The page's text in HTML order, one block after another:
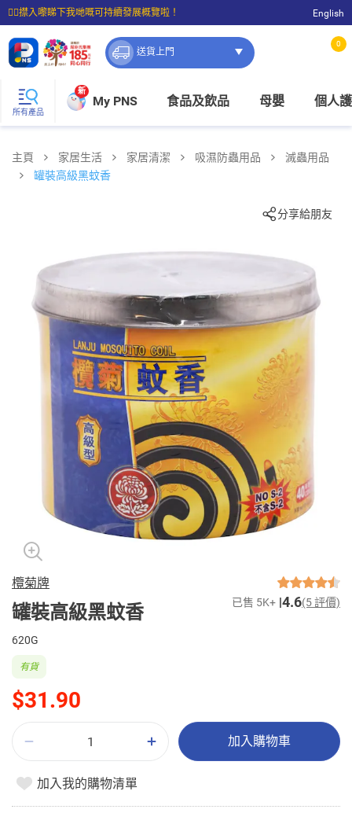
☝🏼㩒入嚟睇下我哋嘅可持續發展概覽啦！
⭐購物滿$399即享免費送貨；滿$100即可免費店取。
English
送貨上門
0
所有產品
新
My PNS 食品及飲品 母嬰 個人
主頁 家居生活 家居清潔 吸濕防蟲用品
滅蟲用品
罐裝高級黑蚊香
分享給朋友
欖菊牌
罐裝高級黑蚊香 已售 5K+ 4.6(5 評價)
620G
$31.90
有貨
加入購物車
加入我的購物清單